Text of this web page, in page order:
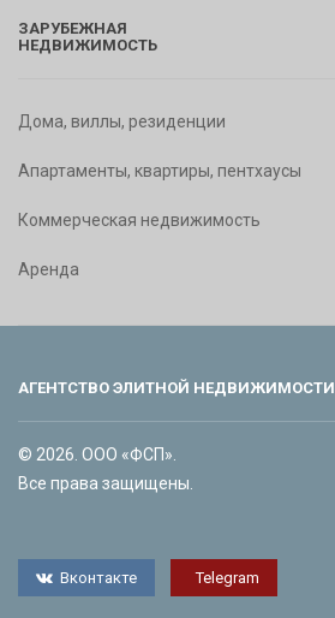
ЗАРУБЕЖНАЯ
НЕДВИЖИМОСТЬ
Дома, виллы, резиденции
Апартаменты, квартиры, пентхаусы
Коммерческая недвижимость
Аренда
АГЕНТСТВО ЭЛИТНОЙ НЕДВИЖИМОСТИ
© 2026. ООО «ФСП».
Все права защищены.
Вконтакте Telegram